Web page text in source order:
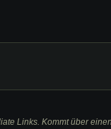
Links. Kommt über